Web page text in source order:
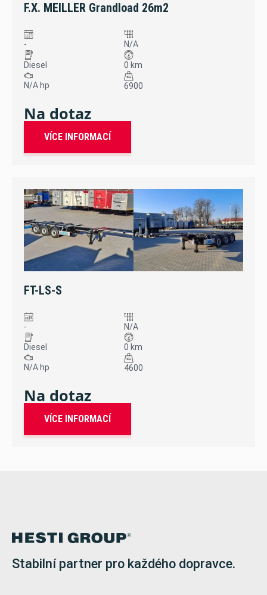
F.X. MEILLER Grandload 26m2
- N/A
Diesel 0 km
N/A hp 6900
Na dotaz
VÍCE INFORMACÍ
sleva 15 %
FT-LS-S
- N/A
Diesel 0 km
N/A hp 4600
Na dotaz
VÍCE INFORMACÍ
Stabilní partner pro každého dopravce.